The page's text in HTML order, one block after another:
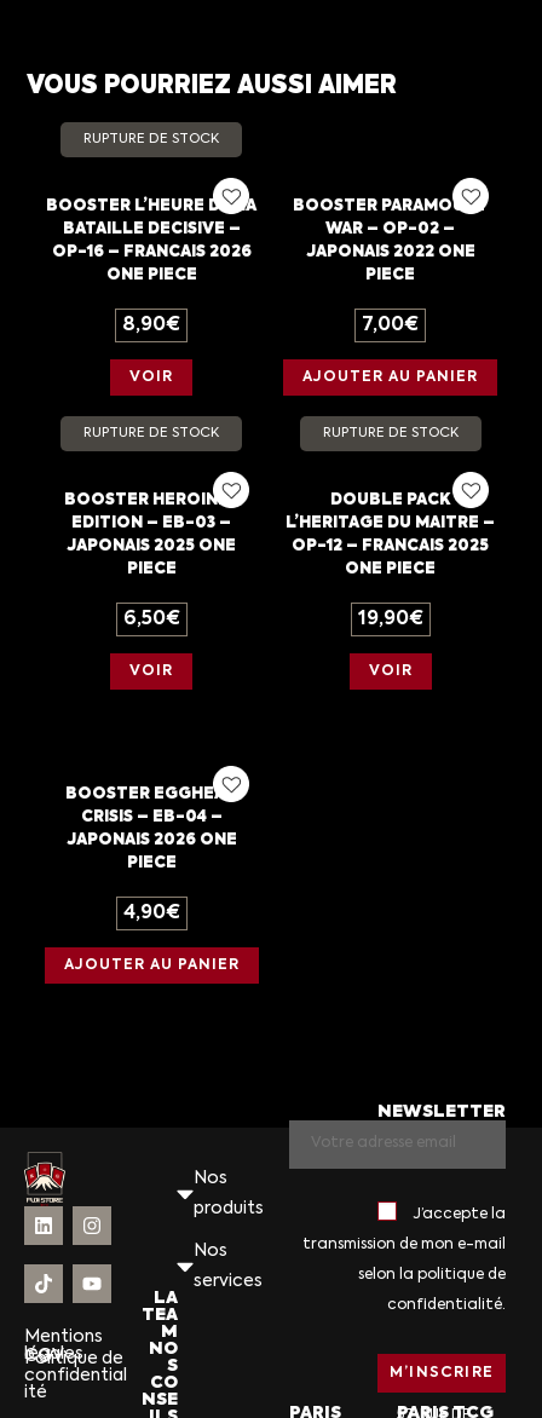
VOUS POURRIEZ AUSSI AIMER
RUPTURE DE STOCK
BOOSTER L’HEURE DE LA
BATAILLE DECISIVE –
OP-16 – FRANCAIS 2026
ONE PIECE
8,90€
VOIR
BOOSTER PARAMOUNT
WAR – OP-02 –
JAPONAIS 2022 ONE
PIECE
7,00€
AJOUTER AU PANIER
RUPTURE DE STOCK
BOOSTER HEROINES
EDITION – EB-03 –
JAPONAIS 2025 ONE
PIECE
6,50€
VOIR
RUPTURE DE STOCK
DOUBLE PACK
L’HERITAGE DU MAITRE –
OP-12 – FRANCAIS 2025
ONE PIECE
19,90€
VOIR
BOOSTER EGGHEAD
CRISIS – EB-04 –
JAPONAIS 2026 ONE
PIECE
4,90€
AJOUTER AU PANIER
Mentions
légales
CGV
Politique de
confidential
ité
Nos
produits
Nos
services
LA
TEA
M
NO
S
CO
NSE
NEWSLETTER
J’accepte la
transmission de mon e-mail
selon la politique de
confidentialité.
PARIS PARIS TCG